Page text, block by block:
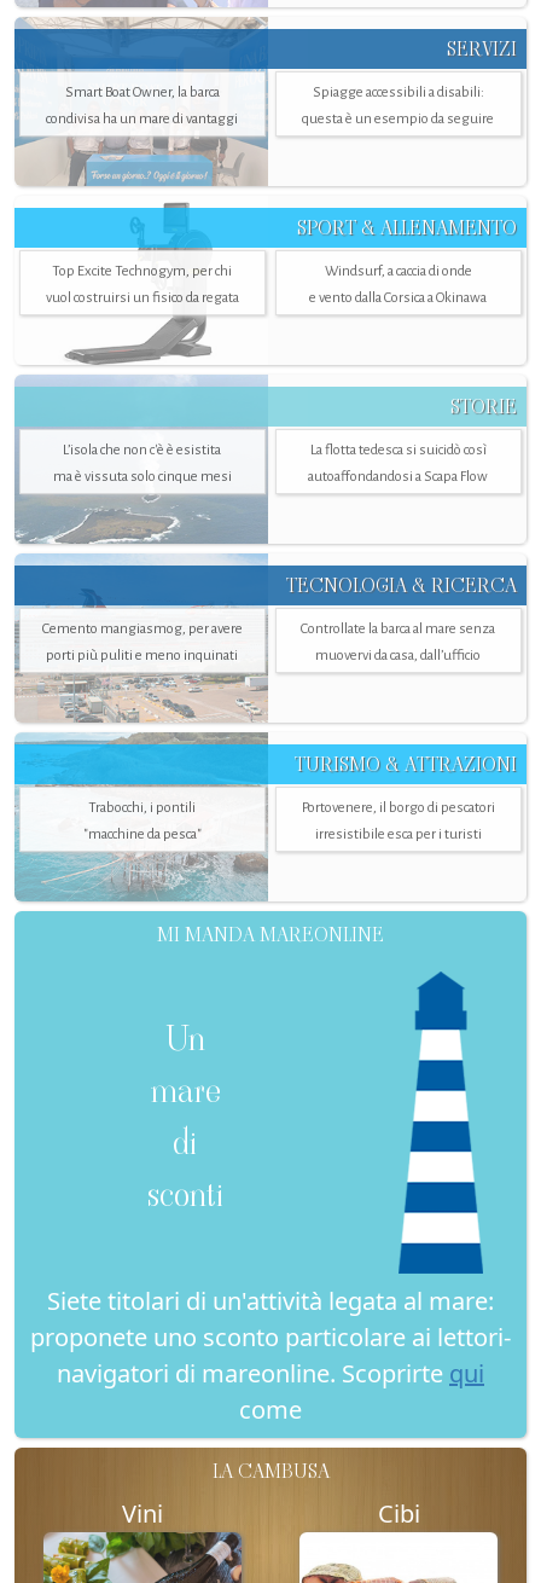
SERVIZI
Smart Boat Owner, la barca
condivisa ha un mare di vantaggi
Spiagge accessibili a disabili:
questa è un esempio da seguire
SPORT & ALLENAMENTO
Top Excite Technogym, per chi
vuol costruirsi un fisico da regata
Windsurf, a caccia di onde
e vento dalla Corsica a Okinawa
STORIE
L’isola che non c'è è esistita
ma è vissuta solo cinque mesi
La flotta tedesca si suicidò così
autoaffondandosi a Scapa Flow
TECNOLOGIA & RICERCA
Cemento mangiasmog, per avere
porti più puliti e meno inquinati
Controllate la barca al mare senza
muovervi da casa, dall’ufficio
TURISMO & ATTRAZIONI
Trabocchi, i pontili
"macchine da pesca"
Portovenere, il borgo di pescatori
irresistibile esca per i turisti
MI MANDA MAREONLINE
Un
mare
di
sconti
Siete titolari di un'attività legata al mare:
proponete uno sconto particolare ai lettori-
navigatori di mareonline. Scoprirte qui
come
LA CAMBUSA
Vini Cibi